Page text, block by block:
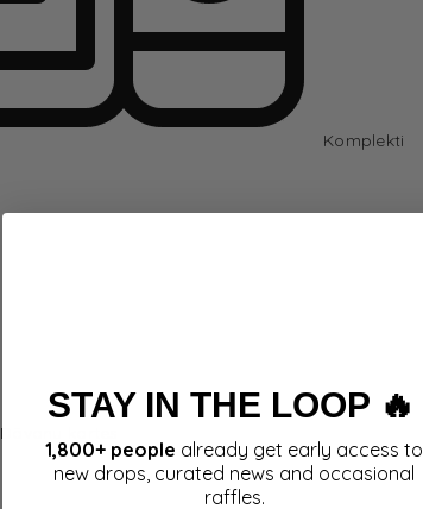
Komplekti
Dāvanu kartes
STAY IN THE LOOP 🔥
1,800+ people already get early access to
new drops, curated news and occasional
raffles.